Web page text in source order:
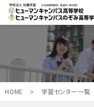
HOME > 学習センター一覧